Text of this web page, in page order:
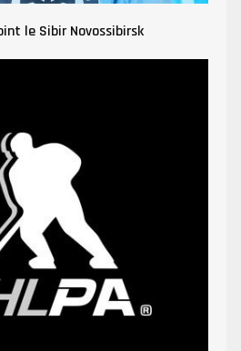
le Sibir Novossibirsk